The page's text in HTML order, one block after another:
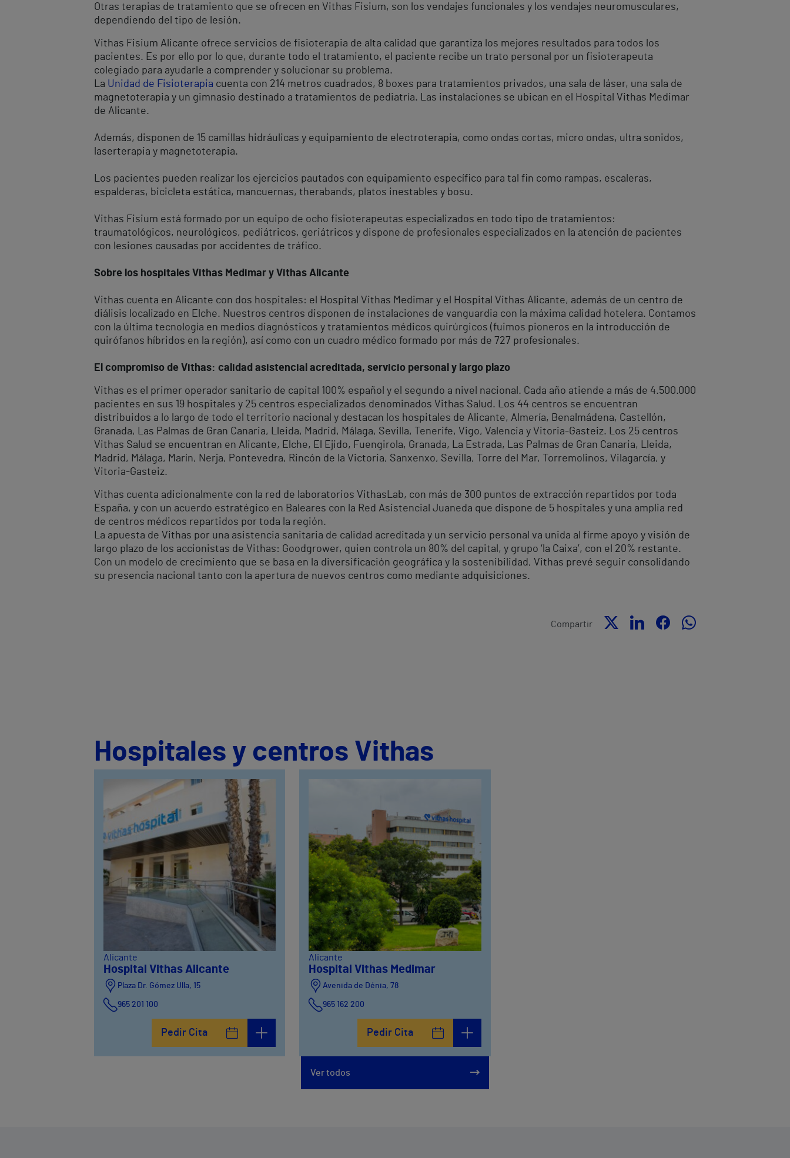
Otras terapias de tratamiento que se ofrecen en Vithas Fisium, son los vendajes funcionales y los vendajes neuromusculares,
dependiendo del tipo de lesión.
Vithas Fisium Alicante ofrece servicios de fisioterapia de alta calidad que garantiza los mejores resultados para todos los
pacientes. Es por ello por lo que, durante todo el tratamiento, el paciente recibe un trato personal por un fisioterapeuta
colegiado para ayudarle a comprender y solucionar su problema.
La Unidad de Fisioterapia cuenta con 214 metros cuadrados, 8 boxes para tratamientos privados, una sala de láser, una sala de
magnetoterapia y un gimnasio destinado a tratamientos de pediatría. Las instalaciones se ubican en el Hospital Vithas Medimar
de Alicante.
Además, disponen de 15 camillas hidráulicas y equipamiento de electroterapia, como ondas cortas, micro ondas, ultra sonidos,
laserterapia y magnetoterapia.
Los pacientes pueden realizar los ejercicios pautados con equipamiento específico para tal fin como rampas, escaleras,
espalderas, bicicleta estática, mancuernas, therabands, platos inestables y bosu.
Vithas Fisium está formado por un equipo de ocho fisioterapeutas especializados en todo tipo de tratamientos:
traumatológicos, neurológicos, pediátricos, geriátricos y dispone de profesionales especializados en la atención de pacientes
con lesiones causadas por accidentes de tráfico.
Sobre los hospitales Vithas Medimar y Vithas Alicante
Vithas cuenta en Alicante con dos hospitales: el Hospital Vithas Medimar y el Hospital Vithas Alicante, además de un centro de
diálisis localizado en Elche. Nuestros centros disponen de instalaciones de vanguardia con la máxima calidad hotelera. Contamos
con la última tecnología en medios diagnósticos y tratamientos médicos quirúrgicos (fuimos pioneros en la introducción de
quirófanos híbridos en la región), así como con un cuadro médico formado por más de 727 profesionales.
El compromiso de Vithas: calidad asistencial acreditada, servicio personal y largo plazo
Vithas es el primer operador sanitario de capital 100% español y el segundo a nivel nacional. Cada año atiende a más de 4.500.000
pacientes en sus 19 hospitales y 25 centros especializados denominados Vithas Salud. Los 44 centros se encuentran
distribuidos a lo largo de todo el territorio nacional y destacan los hospitales de Alicante, Almería, Benalmádena, Castellón,
Granada, Las Palmas de Gran Canaria, Lleida, Madrid, Málaga, Sevilla, Tenerife, Vigo, Valencia y Vitoria-Gasteiz. Los 25 centros
Vithas Salud se encuentran en Alicante, Elche, El Ejido, Fuengirola, Granada, La Estrada, Las Palmas de Gran Canaria, Lleida,
Madrid, Málaga, Marín, Nerja, Pontevedra, Rincón de la Victoria, Sanxenxo, Sevilla, Torre del Mar, Torremolinos, Vilagarcía, y
Vitoria-Gasteiz.
Vithas cuenta adicionalmente con la red de laboratorios VithasLab, con más de 300 puntos de extracción repartidos por toda
España, y con un acuerdo estratégico en Baleares con la Red Asistencial Juaneda que dispone de 5 hospitales y una amplia red
de centros médicos repartidos por toda la región.
La apuesta de Vithas por una asistencia sanitaria de calidad acreditada y un servicio personal va unida al firme apoyo y visión de
largo plazo de los accionistas de Vithas: Goodgrower, quien controla un 80% del capital, y grupo ‘la Caixa’, con el 20% restante.
Con un modelo de crecimiento que se basa en la diversificación geográfica y la sostenibilidad, Vithas prevé seguir consolidando
su presencia nacional tanto con la apertura de nuevos centros como mediante adquisiciones.
Compartir
Hospitales y centros Vithas
Alicante
Hospital Vithas Alicante
Plaza Dr. Gómez Ulla, 15
965 201 100
Pedir Cita
Alicante
Hospital Vithas Medimar
Avenida de Dénia, 78
965 162 200
Pedir Cita
Ver todos